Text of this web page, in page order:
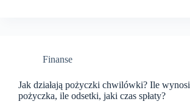
Finanse
Jak działają pożyczki chwilówki? Ile wynosi
pożyczka, ile odsetki, jaki czas spłaty?